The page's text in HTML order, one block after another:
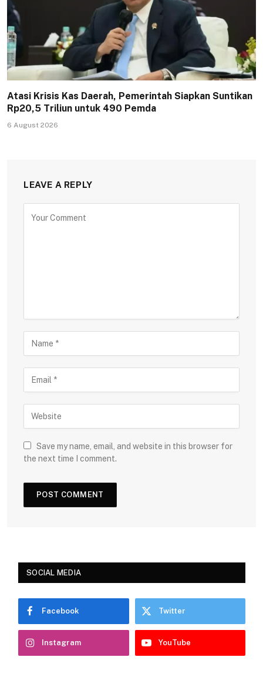
Atasi Krisis Kas Daerah, Pemerintah Siapkan Suntikan
Rp20,5 Triliun untuk 490 Pemda
6 August 2026
LEAVE A REPLY
Save my name, email, and website in this browser for
the next time I comment.
SOCIAL MEDIA
Facebook Twitter
Instagram YouTube